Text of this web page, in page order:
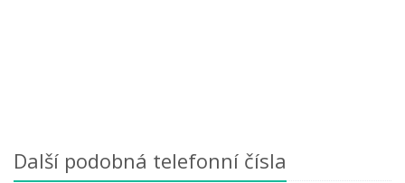
Další podobná telefonní čísla